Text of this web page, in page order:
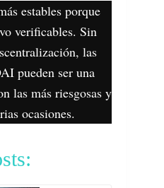
estables porque
verificables. Sin
las
pueden ser una
las más riesgosas y
ocasiones.